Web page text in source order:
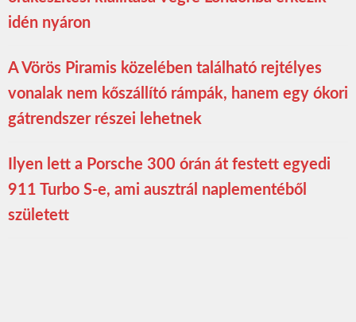
idén nyáron
A Vörös Piramis közelében található rejtélyes
vonalak nem kőszállító rámpák, hanem egy ókori
gátrendszer részei lehetnek
Ilyen lett a Porsche 300 órán át festett egyedi
911 Turbo S-e, ami ausztrál naplementéből
született